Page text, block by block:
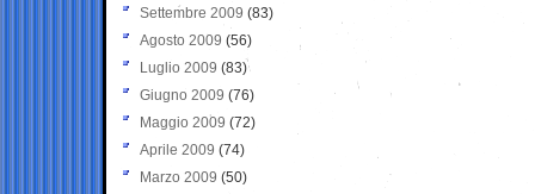
Settembre 2009 (83)
Agosto 2009 (56)
Luglio 2009 (83)
Giugno 2009 (76)
Maggio 2009 (72)
Aprile 2009 (74)
Marzo 2009 (50)